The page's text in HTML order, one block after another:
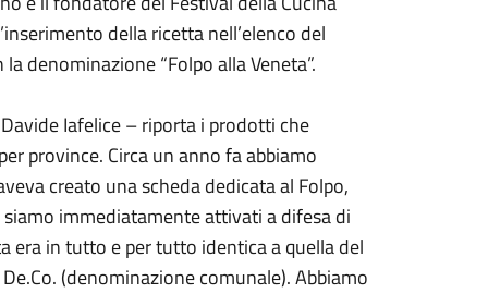
della ricetta nell’elenco del
denominazione “Folpo alla Veneta”.
Davide Iafelice – riporta i prodotti che
province. Circa un anno fa abbiamo
creato una scheda dedicata al Folpo,
immediatamente attivati a difesa di
era in tutto e per tutto identica a quella del
(denominazione comunale). Abbiamo